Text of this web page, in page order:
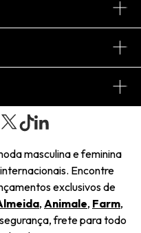
masculina e feminina
Encontre
exclusivos de
, Animale, Farm,
frete para todo